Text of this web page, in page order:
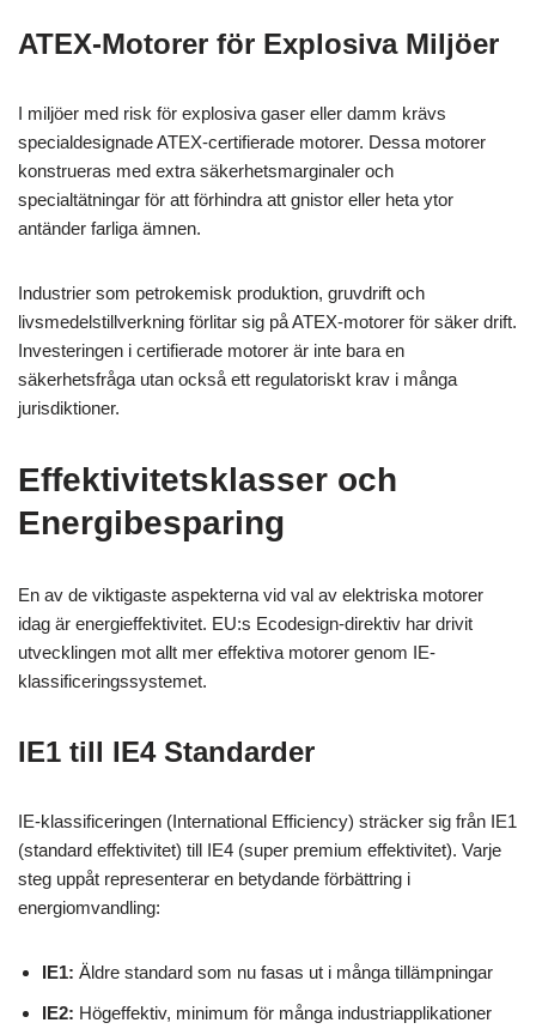
ATEX-Motorer för Explosiva Miljöer
I miljöer med risk för explosiva gaser eller damm krävs
specialdesignade ATEX-certifierade motorer. Dessa motorer
konstrueras med extra säkerhetsmarginaler och
specialtätningar för att förhindra att gnistor eller heta ytor
antänder farliga ämnen.
Industrier som petrokemisk produktion, gruvdrift och
livsmedelstillverkning förlitar sig på ATEX-motorer för säker drift.
Investeringen i certifierade motorer är inte bara en
säkerhetsfråga utan också ett regulatoriskt krav i många
jurisdiktioner.
Effektivitetsklasser och
Energibesparing
En av de viktigaste aspekterna vid val av elektriska motorer
idag är energieffektivitet. EU:s Ecodesign-direktiv har drivit
utvecklingen mot allt mer effektiva motorer genom IE-
klassificeringssystemet.
IE1 till IE4 Standarder
IE-klassificeringen (International Efficiency) sträcker sig från IE1
(standard effektivitet) till IE4 (super premium effektivitet). Varje
steg uppåt representerar en betydande förbättring i
energiomvandling:
IE1: Äldre standard som nu fasas ut i många tillämpningar
IE2: Högeffektiv, minimum för många industriapplikationer